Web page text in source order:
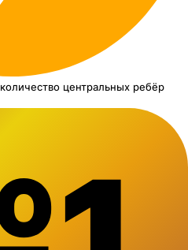
количество центральных ребёр